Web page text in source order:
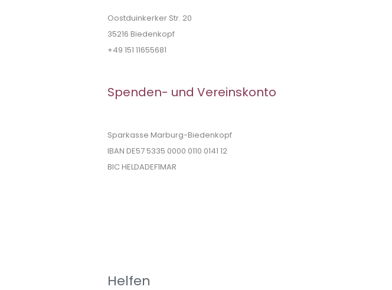
Oostduinkerker Str. 20
35216 Biedenkopf
+49 151 11655681
Spenden- und Vereinskonto
Sparkasse Marburg-Biedenkopf
IBAN DE57 5335 0000 0110 0141 12
BIC HELDADEF1MAR
Helfen